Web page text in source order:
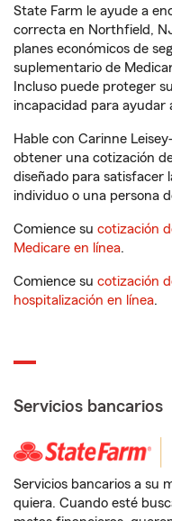
State Farm le ayude a
correcta en Northfield,
planes económicos de
suplementario de
Incluso puede proteger
incapacidad para ayudar
Hable con Carinne
obtener una cotización
diseñado para satisfacer
individuo o una persona
Comience su cotización
Medicare en línea.
Comience su cotización
hospitalización en línea.
Servicios bancarios
Servicios bancarios a su
quiera. Cuando esté